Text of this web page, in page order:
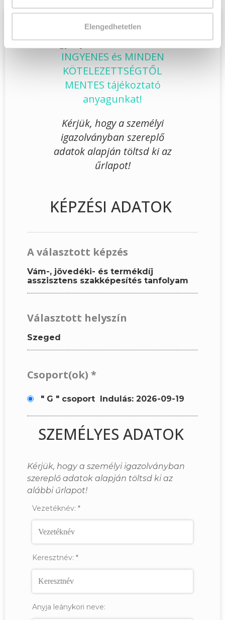
Elengedhetetlen
Töltsd ki adatlapunkat,
hogy eljuttathassuk Hozzád
INGYENES és MINDEN
KÖTELEZETTSÉGTŐL
MENTES tájékoztató
anyagunkat!
Kérjük, hogy a személyi
igazolványban szereplő
adatok alapján töltsd ki az
űrlapot!
KÉPZÉSI ADATOK
A választott képzés
Vám-, jövedéki- és termékdíj
asszisztens szakképesítés tanfolyam
Választott helyszín
Szeged
Csoport(ok) *
" G " csoport Indulás: 2026-09-19
SZEMÉLYES ADATOK
Kérjük, hogy a személyi igazolványban
szereplő adatok alapján töltsd ki az
alábbi űrlapot!
Vezetéknév: *
Keresztnév: *
Anyja leánykori neve: